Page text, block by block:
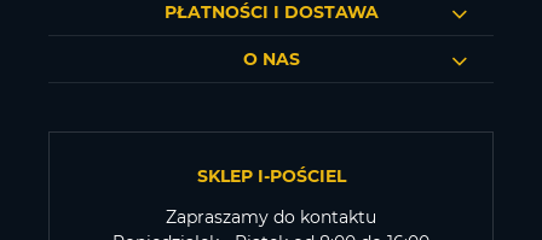
PŁATNOŚCI I DOSTAWA
O NAS
SKLEP I-POŚCIEL
Zapraszamy do kontaktu